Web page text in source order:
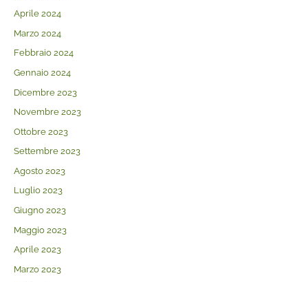
Aprile 2024
Marzo 2024
Febbraio 2024
Gennaio 2024
Dicembre 2023
Novembre 2023
Ottobre 2023
Settembre 2023
Agosto 2023
Luglio 2023
Giugno 2023
Maggio 2023
Aprile 2023
Marzo 2023